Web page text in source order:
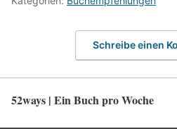
Schreibe einen
52ways | Ein Buch pro Woche